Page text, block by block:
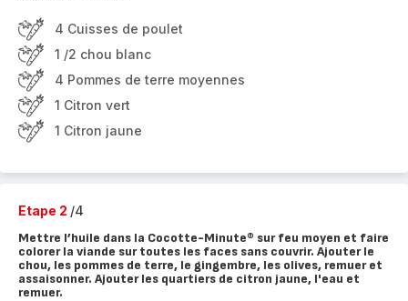
4 Cuisses de poulet
1 /2 chou blanc
4 Pommes de terre moyennes
1 Citron vert
1 Citron jaune
Etape 2 /4
Mettre l’huile dans la Cocotte-Minute® sur feu moyen et faire
colorer la viande sur toutes les faces sans couvrir. Ajouter le
chou, les pommes de terre, le gingembre, les olives, remuer et
assaisonner. Ajouter les quartiers de citron jaune, l'eau et
remuer.